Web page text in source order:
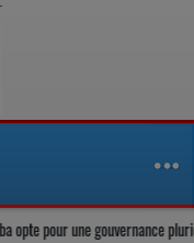
opte pour une gouvernance